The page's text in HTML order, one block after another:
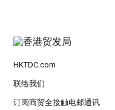
HKTDC.com
联络我们
订阅商贸全接触电邮通讯